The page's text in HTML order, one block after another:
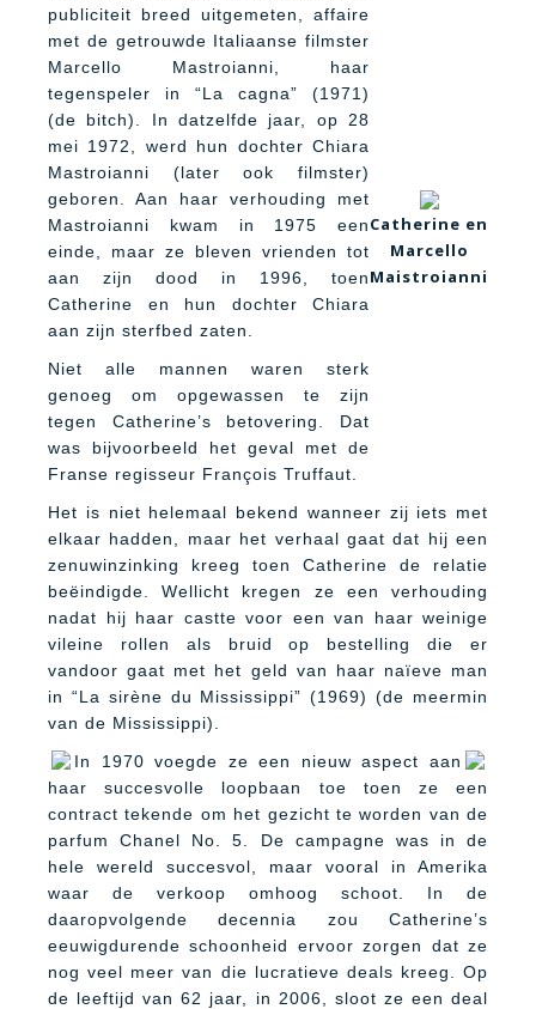
publiciteit breed uitgemeten, affaire
met de getrouwde Italiaanse filmster
Marcello Mastroianni, haar
tegenspeler in “La cagna” (1971)
(de bitch). In datzelfde jaar, op 28
mei 1972, werd hun dochter Chiara
Mastroianni (later ook filmster)
geboren. Aan haar verhouding met
Mastroianni kwam in 1975 een
einde, maar ze bleven vrienden tot
aan zijn dood in 1996, toen
Catherine en hun dochter Chiara
aan zijn sterfbed zaten.
Niet alle mannen waren sterk
genoeg om opgewassen te zijn
tegen Catherine’s betovering. Dat
was bijvoorbeeld het geval met de
Franse regisseur François Truffaut.
Catherine en
Marcello
Maistroianni
Het is niet helemaal bekend wanneer zij iets met
elkaar hadden, maar het verhaal gaat dat hij een
zenuwinzinking kreeg toen Catherine de relatie
beëindigde. Wellicht kregen ze een verhouding
nadat hij haar castte voor een van haar weinige
vileine rollen als bruid op bestelling die er
vandoor gaat met het geld van haar naïeve man
in “La sirène du Mississippi” (1969) (de meermin
van de Mississippi).
In 1970 voegde ze een nieuw aspect aan
haar succesvolle loopbaan toe toen ze een
contract tekende om het gezicht te worden van de
parfum Chanel No. 5. De campagne was in de
hele wereld succesvol, maar vooral in Amerika
waar de verkoop omhoog schoot. In de
daaropvolgende decennia zou Catherine’s
eeuwigdurende schoonheid ervoor zorgen dat ze
nog veel meer van die lucratieve deals kreeg. Op
de leeftijd van 62 jaar, in 2006, sloot ze een deal